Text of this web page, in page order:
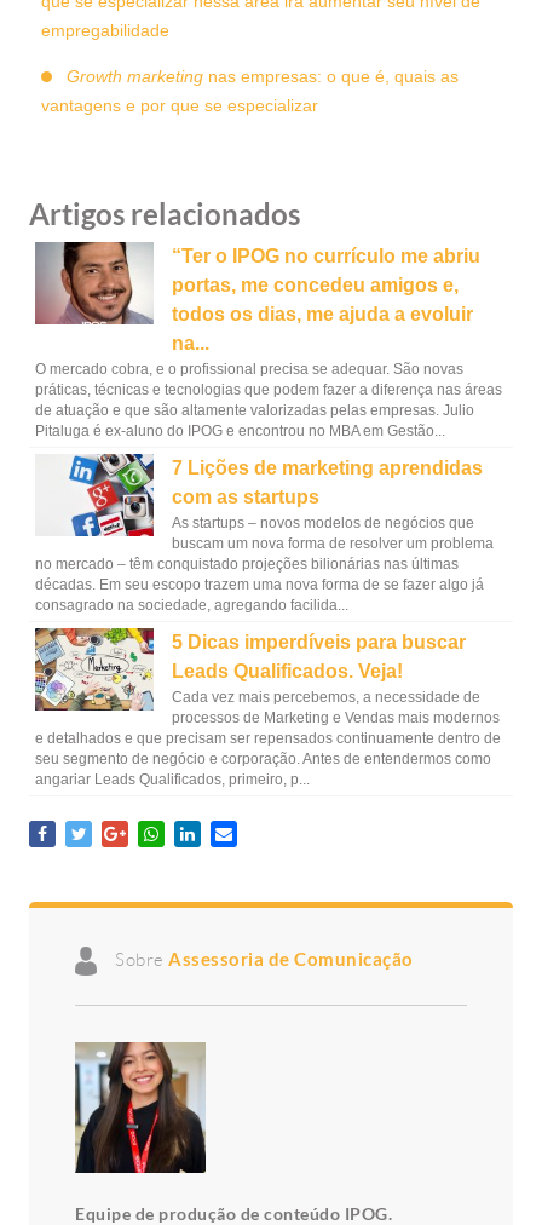
empregabilidade
Growth marketing nas empresas: o que é, quais as
vantagens e por que se especializar
Artigos relacionados
“Ter o IPOG no currículo me abriu
portas, me concedeu amigos e,
todos os dias, me ajuda a evoluir
na...
O mercado cobra, e o profissional precisa se adequar. São novas
práticas, técnicas e tecnologias que podem fazer a diferença nas áreas
de atuação e que são altamente valorizadas pelas empresas. Julio
Pitaluga é ex-aluno do IPOG e encontrou no MBA em Gestão...
7 Lições de marketing aprendidas
com as startups
As startups – novos modelos de negócios que
buscam um nova forma de resolver um problema
no mercado – têm conquistado projeções bilionárias nas últimas
décadas. Em seu escopo trazem uma nova forma de se fazer algo já
consagrado na sociedade, agregando facilida...
5 Dicas imperdíveis para buscar
Leads Qualificados. Veja!
Cada vez mais percebemos, a necessidade de
processos de Marketing e Vendas mais modernos
e detalhados e que precisam ser repensados continuamente dentro de
seu segmento de negócio e corporação. Antes de entendermos como
angariar Leads Qualificados, primeiro, p...
Sobre Assessoria de Comunicação
Equipe de produção de conteúdo IPOG.